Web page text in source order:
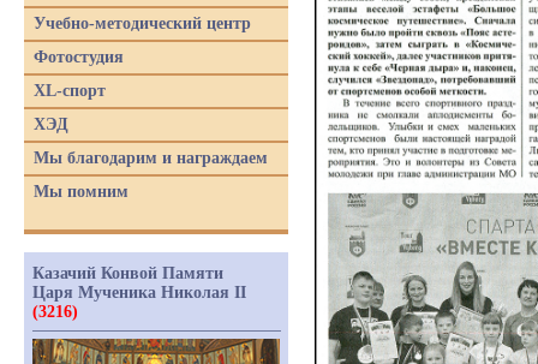
Учебно-методический центр
Фотостудия
XL-спорт
ХЭД
Мы благодарим и награждаем
Мы помним
Казачий Конвой Памяти
Царя Мученика Николая II
(3216)